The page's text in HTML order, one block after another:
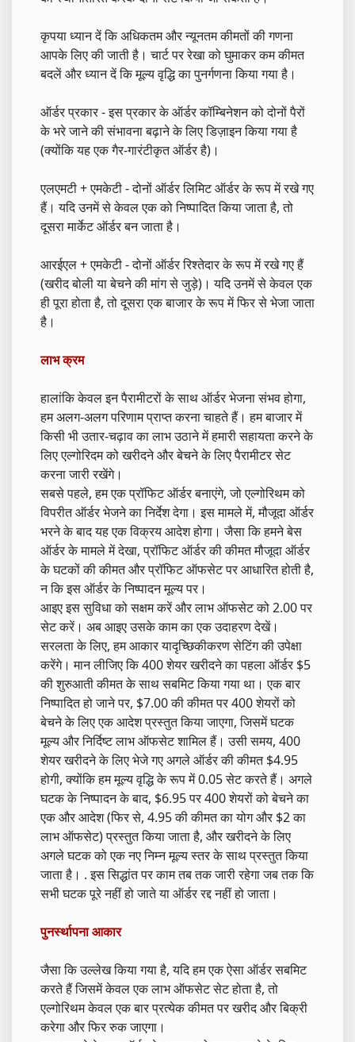
कृपया ध्यान दें कि अधिकतम और न्यूनतम कीमतों की गणना
आपके लिए की जाती है। चार्ट पर रेखा को घुमाकर कम कीमत
बदलें और ध्यान दें कि मूल्य वृद्धि का पुनर्गणना किया गया है।
ऑर्डर प्रकार - इस प्रकार के ऑर्डर कॉम्बिनेशन को दोनों पैरों
के भरे जाने की संभावना बढ़ाने के लिए डिज़ाइन किया गया है
(क्योंकि यह एक गैर-गारंटीकृत ऑर्डर है)।
एलएमटी + एमकेटी - दोनों ऑर्डर लिमिट ऑर्डर के रूप में रखे गए
हैं। यदि उनमें से केवल एक को निष्पादित किया जाता है, तो
दूसरा मार्केट ऑर्डर बन जाता है।
आरईएल + एमकेटी - दोनों ऑर्डर रिश्तेदार के रूप में रखे गए हैं
(खरीद बोली या बेचने की मांग से जुड़े)। यदि उनमें से केवल एक
ही पूरा होता है, तो दूसरा एक बाजार के रूप में फिर से भेजा जाता
है।
लाभ क्रम
हालांकि केवल इन पैरामीटरों के साथ ऑर्डर भेजना संभव होगा,
हम अलग-अलग परिणाम प्राप्त करना चाहते हैं। हम बाजार में
किसी भी उतार-चढ़ाव का लाभ उठाने में हमारी सहायता करने के
लिए एल्गोरिदम को खरीदने और बेचने के लिए पैरामीटर सेट
करना जारी रखेंगे।
सबसे पहले, हम एक प्रॉफिट ऑर्डर बनाएंगे, जो एल्गोरिथम को
विपरीत ऑर्डर भेजने का निर्देश देगा। इस मामले में, मौजूदा ऑर्डर
भरने के बाद यह एक विक्रय आदेश होगा। जैसा कि हमने बेस
ऑर्डर के मामले में देखा, प्रॉफिट ऑर्डर की कीमत मौजूदा ऑर्डर
के घटकों की कीमत और प्रॉफिट ऑफसेट पर आधारित होती है,
न कि इस ऑर्डर के निष्पादन मूल्य पर।
आइए इस सुविधा को सक्षम करें और लाभ ऑफसेट को 2.00 पर
सेट करें। अब आइए उसके काम का एक उदाहरण देखें।
सरलता के लिए, हम आकार यादृच्छिकीकरण सेटिंग की उपेक्षा
करेंगे। मान लीजिए कि 400 शेयर खरीदने का पहला ऑर्डर $5
की शुरुआती कीमत के साथ सबमिट किया गया था। एक बार
निष्पादित हो जाने पर, $7.00 की कीमत पर 400 शेयरों को
बेचने के लिए एक आदेश प्रस्तुत किया जाएगा, जिसमें घटक
मूल्य और निर्दिष्ट लाभ ऑफसेट शामिल हैं। उसी समय, 400
शेयर खरीदने के लिए भेजे गए अगले ऑर्डर की कीमत $4.95
होगी, क्योंकि हम मूल्य वृद्धि के रूप में 0.05 सेट करते हैं। अगले
घटक के निष्पादन के बाद, $6.95 पर 400 शेयरों को बेचने का
एक और आदेश (फिर से, 4.95 की कीमत का योग और $2 का
लाभ ऑफसेट) प्रस्तुत किया जाता है, और खरीदने के लिए
अगले घटक को एक नए निम्न मूल्य स्तर के साथ प्रस्तुत किया
जाता है। . इस सिद्धांत पर काम तब तक जारी रहेगा जब तक कि
सभी घटक पूरे नहीं हो जाते या ऑर्डर रद्द नहीं हो जाता।
पुनर्स्थापना आकार
जैसा कि उल्लेख किया गया है, यदि हम एक ऐसा ऑर्डर सबमिट
करते हैं जिसमें केवल एक लाभ ऑफसेट सेट होता है, तो
एल्गोरिथम केवल एक बार प्रत्येक कीमत पर खरीद और बिक्री
करेगा और फिर रुक जाएगा।